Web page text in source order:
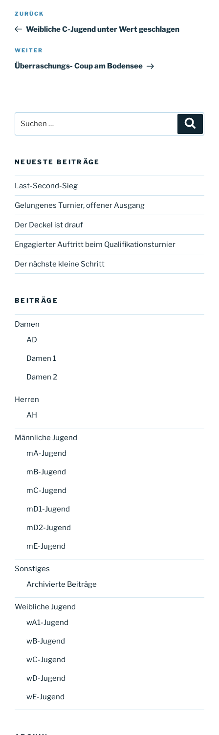
Beitragsnavigation
Vorheriger
Beitrag
ZURÜCK
Weibliche C-Jugend unter Wert geschlagen
Nächster
Beitrag
WEITER
Überraschungs- Coup am Bodensee
nach:
NEUESTE BEITRÄGE
Last-Second-Sieg
Gelungenes Turnier, offener Ausgang
Der Deckel ist drauf
Engagierter Auftritt beim Qualifikationsturnier
Der nächste kleine Schritt
BEITRÄGE
Damen
AD
Damen 1
Damen 2
Herren
AH
Männliche Jugend
mA-Jugend
mB-Jugend
mC-Jugend
mD1-Jugend
mD2-Jugend
mE-Jugend
Sonstiges
Archivierte Beiträge
Weibliche Jugend
wA1-Jugend
wB-Jugend
wC-Jugend
wD-Jugend
wE-Jugend